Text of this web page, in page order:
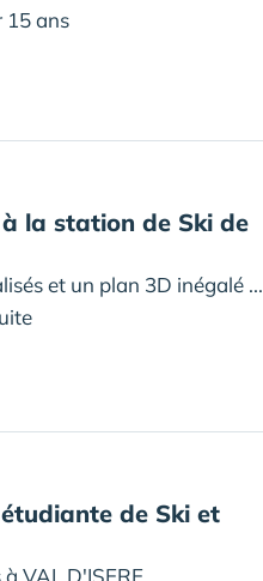
15 ans
la station de Ski de
et un plan 3D inégalé ...
de Ski et
VAL D'ISERE